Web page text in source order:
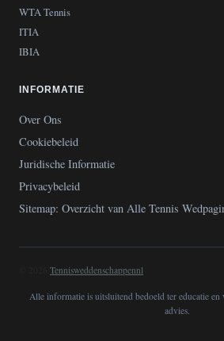
WTA Tennis
ITIA
IBIA
INFORMATIE
Over Ons
Cookiebeleid
Juridische Informatie
Privacybeleid
Sitemap: Overzicht van Alle Tennis
Tennisweddenschappennl
Alle informatie is uitsluitend bedoeld ter educatie en
advies.